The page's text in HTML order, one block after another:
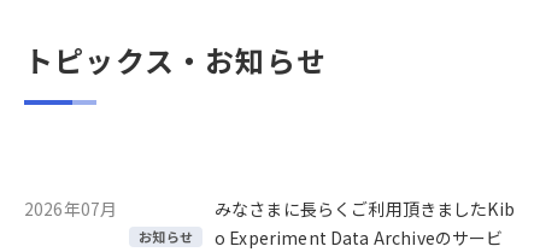
トピックス・お知らせ
2026年07月
お知らせ
みなさまに長らくご利用頂きましたKib
o Experiment Data Archiveのサービ